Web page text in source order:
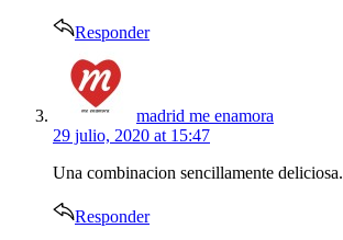
Responder
madrid me enamora
29 julio, 2020 at 15:47
Una combinacion sencillamente deliciosa.
Responder